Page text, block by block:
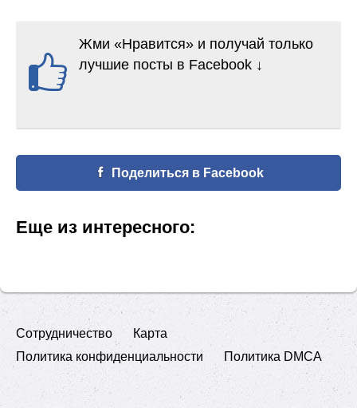
Жми «Нравится» и получай только
лучшие посты в Facebook ↓
Поделиться в Facebook
Еще из интересного:
Сотрудничество
Карта
Политика конфиденциальности
Политика DMCA